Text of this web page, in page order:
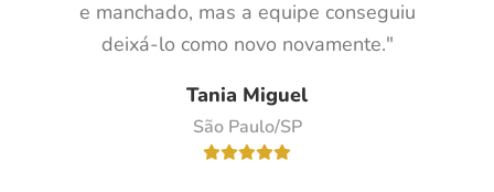
e manchado, mas a equipe conseguiu
deixá-lo como novo novamente."
Tania Miguel
São Paulo/SP